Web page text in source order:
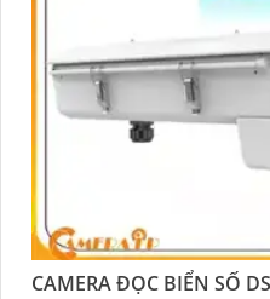
CAMERA ĐỌC BIỂN SỐ